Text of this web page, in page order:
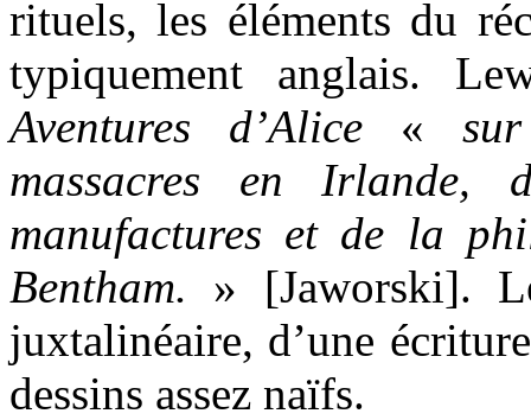
rituels, les éléments du
typiquement anglais.
Aventures d’Alice «
massacres en Irlande,
manufactures et de la
Bentham. » [Jaworski].
juxtalinéaire, d’une
dessins assez naïfs.